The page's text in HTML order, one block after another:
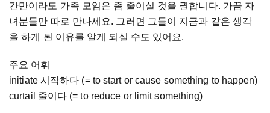
간만이라도 가족 모임은 좀 줄이실 것을 권합니다. 가끔 자
녀분들만 따로 만나세요. 그러면 그들이 지금과 같은 생각
을 하게 된 이유를 알게 되실 수도 있어요.
주요 어휘
initiate 시작하다 (= to start or cause something to happen)
curtail 줄이다 (= to reduce or limit something)